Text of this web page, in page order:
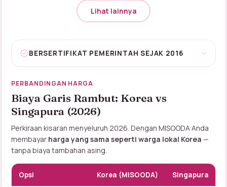
Lihat lainnya
BERSERTIFIKAT PEMERINTAH SEJAK 2016
PERBANDINGAN HARGA
Biaya Garis Rambut: Korea vs
Singapura (2026)
Perkiraan kisaran menyeluruh 2026. Dengan MISOODA Anda
membayar harga yang sama seperti warga lokal Korea —
tanpa biaya tambahan asing.
Opsi Korea (MISOODA) Singapura